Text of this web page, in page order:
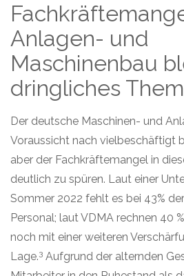
Anlagen- und
Maschinenbau
dringliches
Der deutsche Maschinen- und
Voraussicht nach vielbeschäftigt
aber der Fachkräftemangel in
deutlich zu spüren. Laut einer
Sommer 2022 fehlt es bei 43%
Personal; laut VDMA rechnen 40
noch mit einer weiteren
Lage.3 Aufgrund der alternden